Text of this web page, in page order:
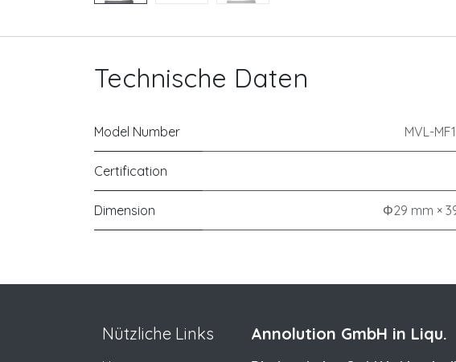
Technische Daten
Model Number MVL-
Certification
Dimension Φ29 mm ×
Nützliche Links Annolution GmbH in Liqu.